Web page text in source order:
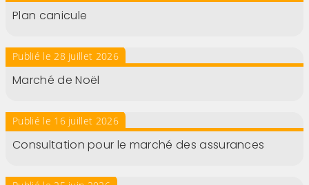
Plan canicule
Publié le 28 juillet 2026
Marché de Noël
Publié le 16 juillet 2026
Consultation pour le marché des assurances